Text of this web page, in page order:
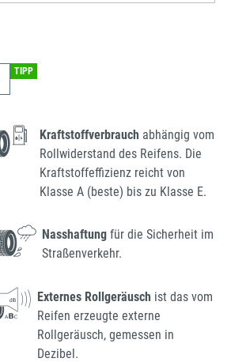
TIPP
Kraftstoffverbrauch abhängig vom
Rollwiderstand des Reifens. Die
Kraftstoffeffizienz reicht von
Klasse A (beste) bis zu Klasse E.
Nasshaftung für die Sicherheit im
Straßenverkehr.
Externes Rollgeräusch ist das vom
Reifen erzeugte externe
Rollgeräusch, gemessen in
Dezibel.